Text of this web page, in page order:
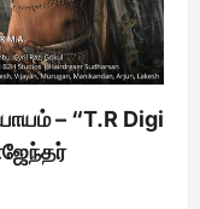
– “T.R Digi